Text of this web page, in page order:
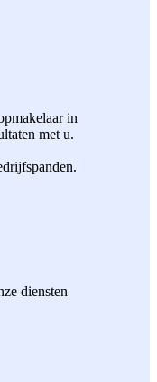
in
met u.
diensten